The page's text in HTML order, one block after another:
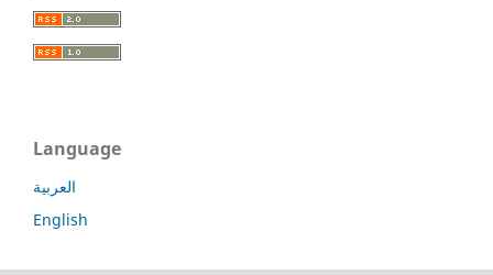
Language
العربية
English